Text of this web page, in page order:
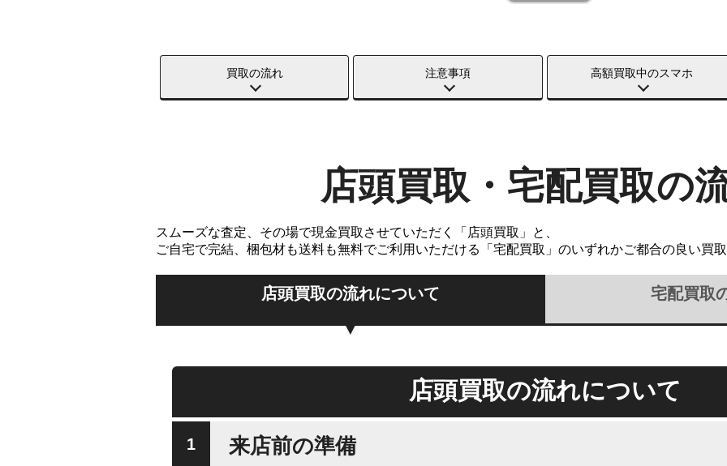
買取の流れ 注意事項 高額買取中のスマホ
店頭買取・宅配買取の
スムーズな査定、その場で現金買取させていただく「店頭買取」と、
ご自宅で完結、梱包材も送料も無料でご利用いただける「宅配買取」のいずれかご都合の良い買
店頭買取の流れについて 宅配買取
店頭買取の流れについて
来店前の準備